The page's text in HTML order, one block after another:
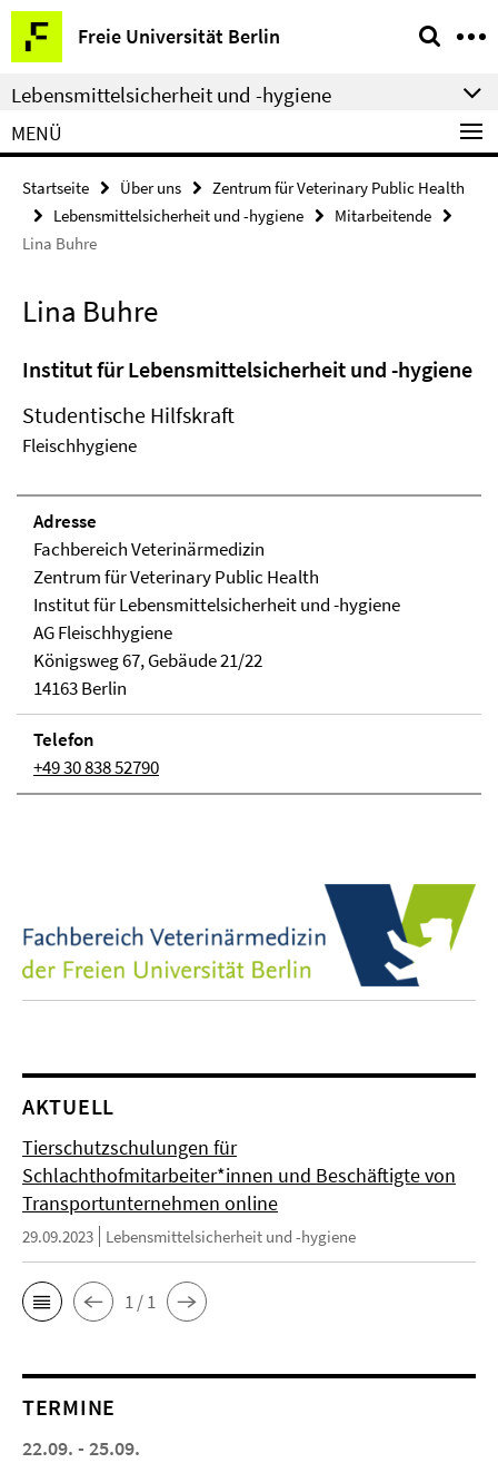
Springe
direkt
zu
Inhalt
Freie Universität Berlin
Service-
Navigation
Lebensmittelsicherheit und -hygiene
MENÜ
Startseite Über uns
Zentrum für Veterinary Public Health
Lebensmittelsicherheit und -hygiene
Mitarbeitende
Lina Buhre
Lina Buhre
Institut für Lebensmittelsicherheit und -hygiene
Studentische Hilfskraft
Fleischhygiene
Adresse
Fachbereich Veterinärmedizin
Zentrum für Veterinary Public Health
Institut für Lebensmittelsicherheit und -hygiene
AG Fleischhygiene
Königsweg 67, Ge­bäude 21/22
14163 Berlin
Telefon
+49 30 838 52790
AKTUELL
Tierschutzschulungen für
Schlachthofmitarbeiter*innen und Beschäftigte von
Transportunternehmen online
29.09.2023 Lebensmittelsicherheit und -hygiene
1 / 1
TERMINE
22.09. - 25.09.